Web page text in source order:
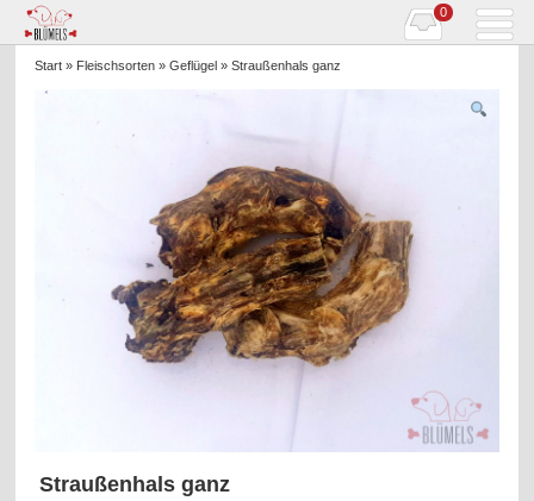
0
Start » Fleischsorten »Geflügel » Straußenhals ganz
Straußenhals ganz